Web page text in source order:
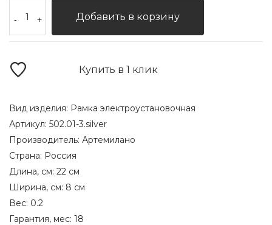
- + Добавить в корзину
Купить в 1 клик
Вид изделия: Рамка электроустановочная
Артикул: 502.01-3.silver
Производитель: Артемилано
Страна: Россия
Длина, см: 22 см
Ширина, см: 8 см
Вес: 0.2
Гарантия, мес: 18